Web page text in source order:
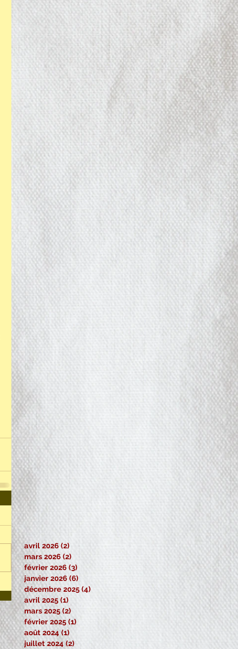
avril 2026 (2)
mars 2026 (2)
février 2026 (3)
janvier 2026 (6)
décembre 2025 (4)
avril 2025 (1)
mars 2025 (2)
février 2025 (1)
août 2024 (1)1 post
juillet 2024 (2)